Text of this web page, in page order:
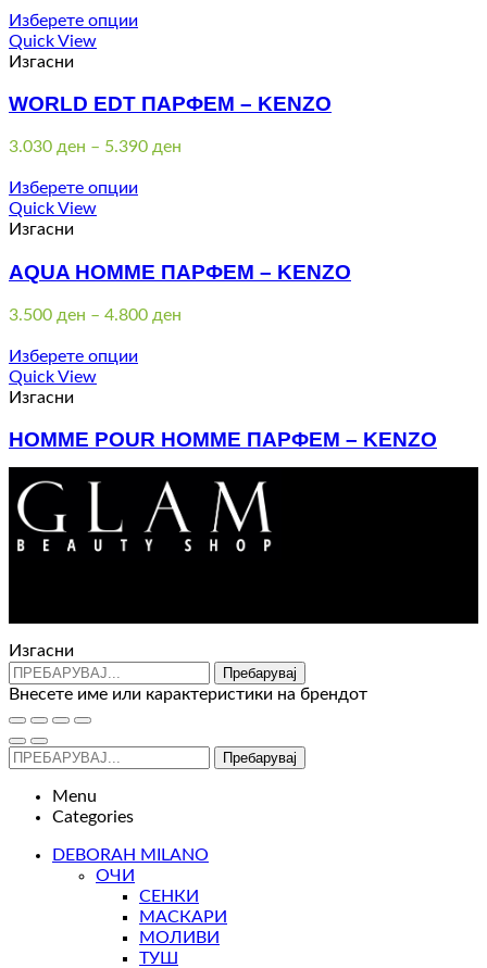
Изберете опции
Quick View
Изгасни
WORLD EDT ПАРФЕМ – KENZO
3.030 ден – 5.390 ден
Изберете опции
Quick View
Изгасни
AQUA HOMME ПАРФЕМ – KENZO
3.500 ден – 4.800 ден
Изберете опции
Quick View
Изгасни
HOMME POUR HOMME ПАРФЕМ – KENZO
2.620ден – ден
Price
range:
2.620 ден
through
Изгасни
Пребарувај
Внесете име или карактеристики на брендот
Пребарувај
Menu
Categories
DEBORAH MILANO
ОЧИ
СЕНКИ
МАСКАРИ
МОЛИВИ
ТУШ